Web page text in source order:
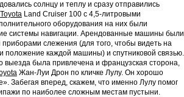
солнцу и теплу и сразу отправились
Toyota Land Cruiser 100 с 4,5-литровыми
оборудования на них были
системы навигации. Арендованные машины были
слежения (для того, чтобы видеть на
положение каждой машины) и спутниковой связью.
выезда была привлечена и французская сторона,
Жан-Луи Дрон по кличке Лулу. Он хорошо
Забегая вперед, скажем, что именно Лулу помог
по наиболее сложным местам пустыни.